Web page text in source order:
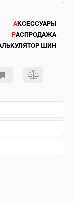
АКСЕССУАРЫ
РАСПРОДАЖА
ШИН